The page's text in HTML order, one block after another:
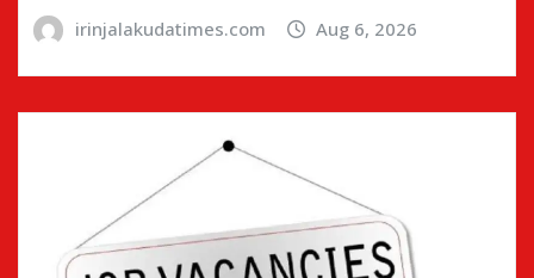
irinjalakudatimes.com Aug 6, 2026